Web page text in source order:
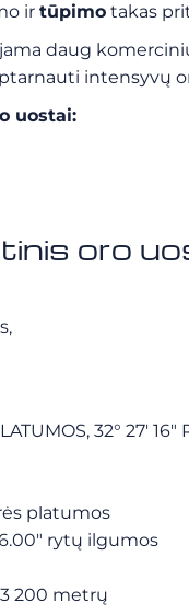
ir tūpimo takas
daug
intensyvų
uostai:
oro
32° 27′
platumos
rytų ilgumos
200 metrų